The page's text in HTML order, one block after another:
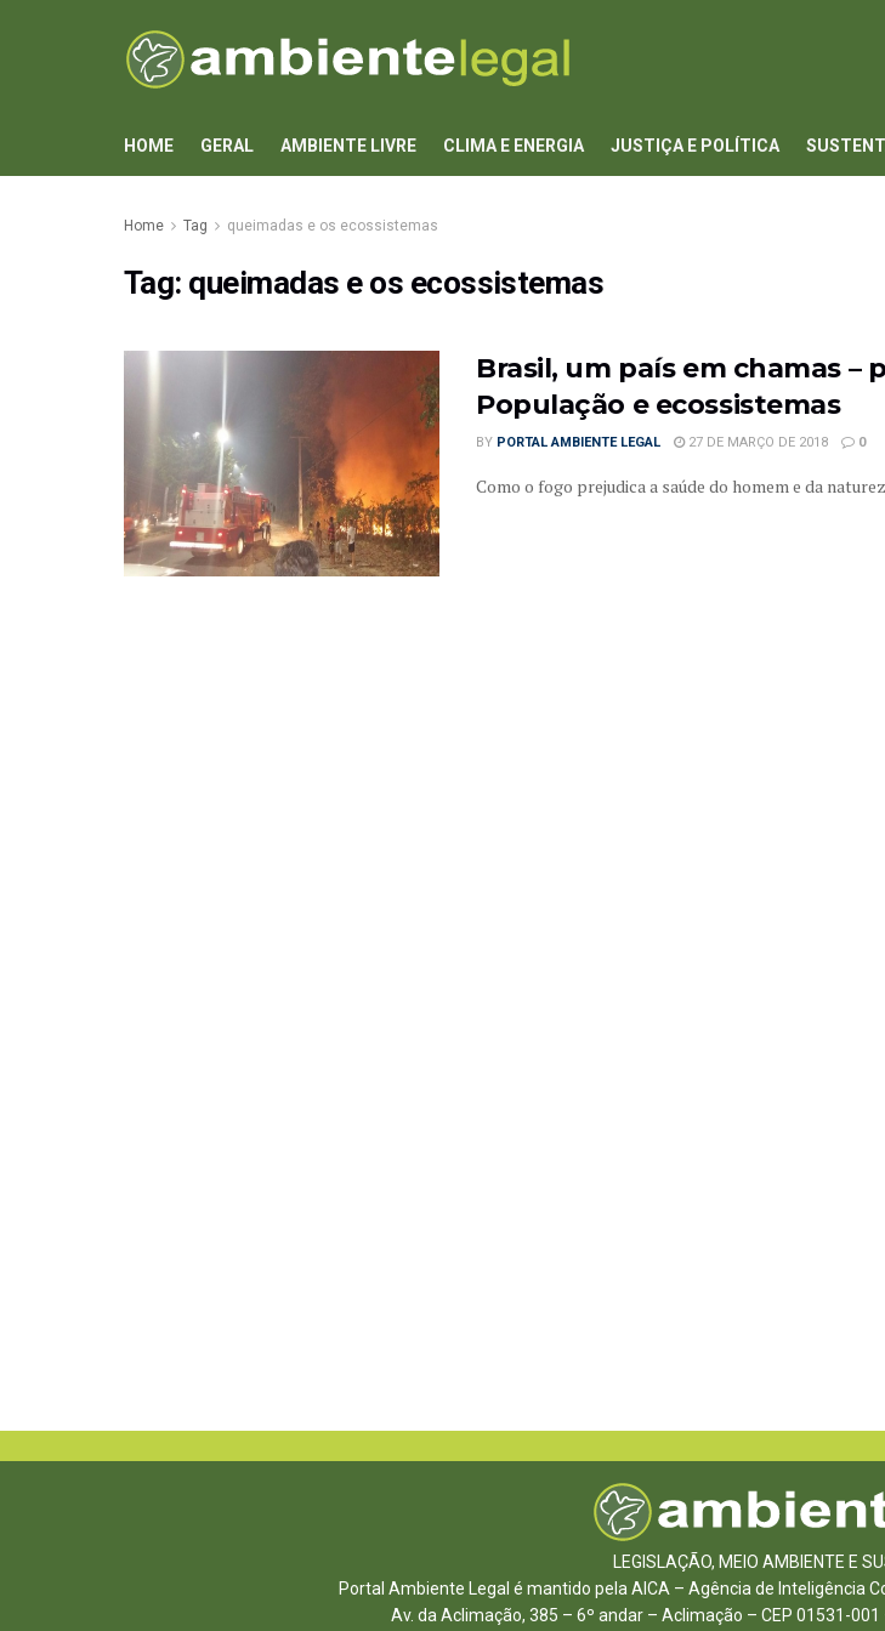
HOME GERAL AMBIENTE LIVRE CLIMA E ENERGIA JUSTIÇA E POLÍTICA
Home Tag queimadas e os ecossistemas
Tag: queimadas e os ecossistemas
Brasil, um país em chamas –
População e ecossistemas
BY PORTAL AMBIENTE LEGAL 27 DE MARÇO DE 2018 0
Como o fogo prejudica a saúde do homem e da
LEGISLAÇÃO, MEIO AMBIENTE E
Portal Ambiente Legal é mantido pela AICA – Agência de Inteligência
Av. da Aclimação, 385 – 6º andar – Aclimação – CEP 01531-